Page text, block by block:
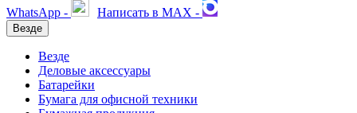
WhatsApp -
Написать в MAX -
Везде
Везде
Деловые аксессуары
Батарейки
Бумага для офисной техники